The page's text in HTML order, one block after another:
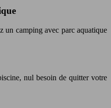
un camping avec parc aquatique
nul besoin de quitter votre